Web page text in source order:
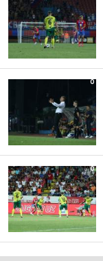
0
0